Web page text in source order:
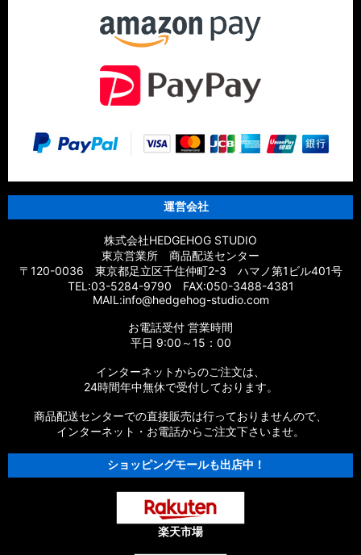
運営会社
株式会社HEDGEHOG STUDIO
東京営業所 商品配送センター
〒120-0036 東京都足立区千住仲町2-3 ハマノ第1ビル401号
TEL:03-5284-9790 FAX:050-3488-4381
MAIL:info@hedgehog-studio.com
お電話受付 営業時間
平日 9:00～15：00
インターネットからのご注文は、
24時間年中無休で受付しております。
商品配送センターでの直接販売は行っておりませんので、
インターネット・お電話からご注文下さいませ。
ショッピングモールも出店中！
楽天市場